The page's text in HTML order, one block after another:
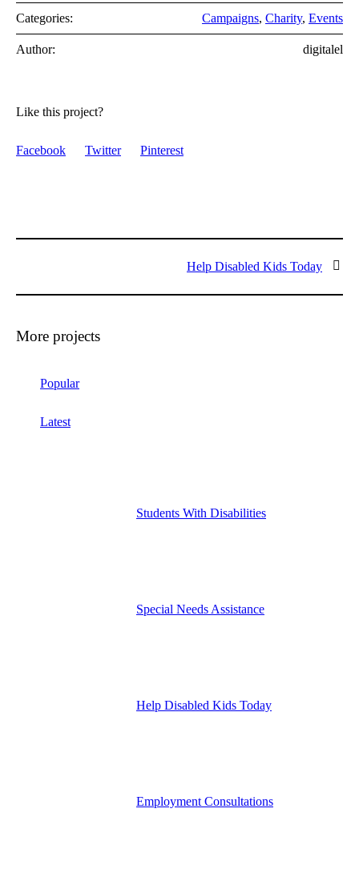
Categories: Campaigns, Charity, Events
Author: digitalel
Like this project?
Facebook Twitter Pinterest
Help Disabled Kids Today
More projects
Popular
Latest
Students With Disabilities
Special Needs Assistance
Help Disabled Kids Today
Employment Consultations